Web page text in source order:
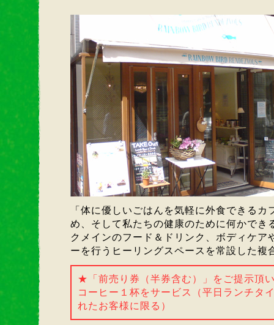
「体に優しいごはんを気軽に外食できる
め、そして私たちの健康のために何かで
クメインのフード＆ドリンク、ボディケア
ーを行うヒーリングスペースを常設した複
★「前売り券（半券含む）」をご提示頂
コーヒー１杯をサービス（平日ランチタ
れたお客様に限る）